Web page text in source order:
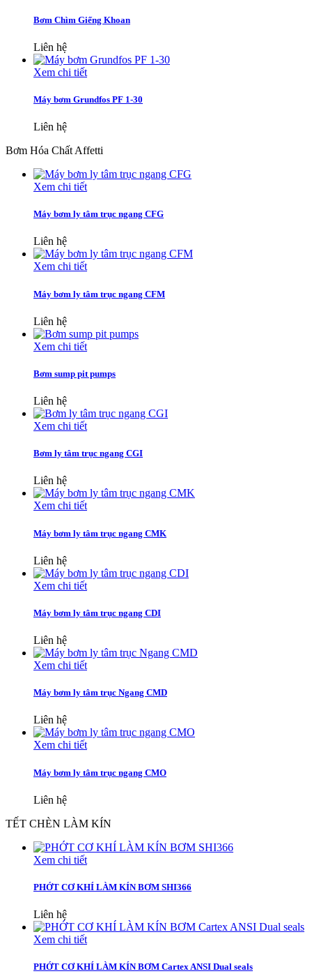
Bơm Chìm Giếng Khoan
Liên hệ
Xem chi tiết
Máy bơm Grundfos PF 1-30
Liên hệ
Bơm Hóa Chất Affetti
Xem chi tiết
Máy bơm ly tâm trục ngang CFG
Liên hệ
Xem chi tiết
Máy bơm ly tâm trục ngang CFM
Liên hệ
Xem chi tiết
Bơm sump pit pumps
Liên hệ
Xem chi tiết
Bơm ly tâm trục ngang CGI
Liên hệ
Xem chi tiết
Máy bơm ly tâm trục ngang CMK
Liên hệ
Xem chi tiết
Máy bơm ly tâm trục ngang CDI
Liên hệ
Xem chi tiết
Máy bơm ly tâm trục Ngang CMD
Liên hệ
Xem chi tiết
Máy bơm ly tâm trục ngang CMO
Liên hệ
TẾT CHÈN LÀM KÍN
Xem chi tiết
PHỚT CƠ KHÍ LÀM KÍN BƠM SHI366
Liên hệ
Xem chi tiết
PHỚT CƠ KHÍ LÀM KÍN BƠM Cartex ANSI Dual seals